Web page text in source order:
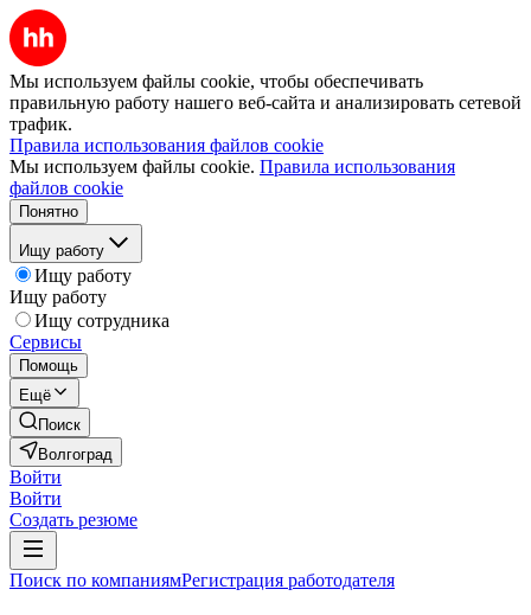
Мы используем файлы cookie, чтобы обеспечивать
правильную работу нашего веб-сайта и анализировать сетевой
трафик.
Правила использования файлов cookie
Мы используем файлы cookie. Правила использования
файлов cookie
Понятно
Ищу работу
Ищу работу
Ищу работу
Ищу сотрудника
Сервисы
Помощь
Ещё
Поиск
Волгоград
Войти
Войти
Создать резюме
Поиск по компаниямРегистрация работодателя